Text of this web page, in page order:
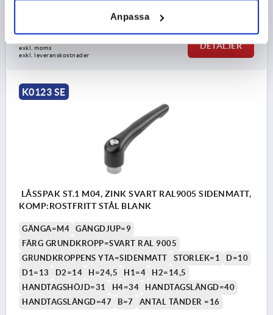
Anpassa
74,50 kr
exkl. moms
exkl. leveranskostnader
DETALJER
K0123 SE
LÅSSPAK ST.1 M04, ZINK SVART RAL9005 SIDENMATT,
KOMP:ROSTFRITT STÅL BLANK
GÄNGA=M4
GÄNGDJUP=9
FÄRG GRUNDKROPP=SVART RAL 9005
GRUNDKROPPENS YTA=SIDENMATT
STORLEK=1
D=10
D1=13
D2=14 H=24,5 H1=4
H2=14,5
HANDTAGSHÖJD=31
H4=34
HANDTAGSLÄNGD=40
HANDTAGSLÄNGD=47
B=7 ANTAL TÄNDER =16